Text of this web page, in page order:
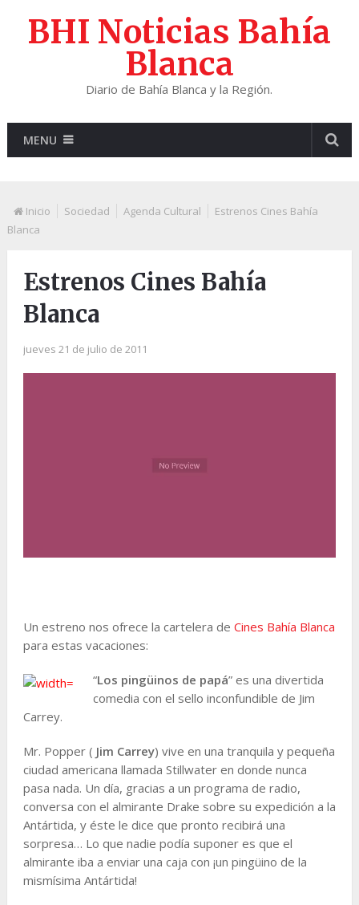
BHI Noticias Bahía
Blanca
Diario de Bahía Blanca y la Región.
MENU
Inicio Sociedad Agenda Cultural
Estrenos Cines Bahía
Blanca
Estrenos Cines Bahía
Blanca
jueves 21 de julio de 2011
Un estreno nos ofrece la cartelera de Cines Bahía Blanca
para estas vacaciones:
“Los pingüinos de papá” es una divertida
comedia con el sello inconfundible de Jim
Carrey.
Mr. Popper ( Jim Carrey) vive en una tranquila y pequeña
ciudad americana llamada Stillwater en donde nunca
pasa nada. Un día, gracias a un programa de radio,
conversa con el almirante Drake sobre su expedición a la
Antártida, y éste le dice que pronto recibirá una
sorpresa… Lo que nadie podía suponer es que el
almirante iba a enviar una caja con ¡un pingüino de la
mismísima Antártida!